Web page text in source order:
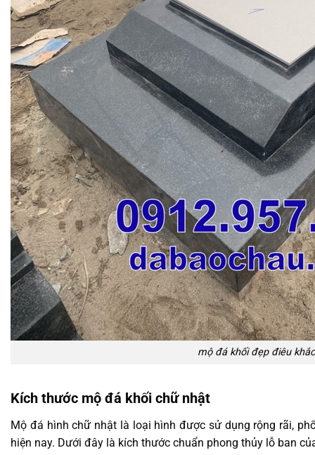
mộ đá khối đẹp điêu khắc
Kích thước mộ đá khối chữ nhật
Mộ đá hình chữ nhật là loại hình được sử dụng rộng rãi,
hiện nay. Dưới đây là kích thước chuẩn phong thủy lỗ ban